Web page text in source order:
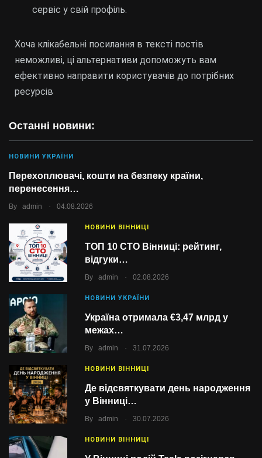
Останні новини:
НОВИНИ УКРАЇНИ
Перехоплювачі, кошти на безпеку країни,
перенесення…
By admin . 04.08.2026
НОВИНИ ВІННИЦІ
ТОП 10 СТО Вінниці: рейтинг,
відгуки…
By admin . 02.08.2026
НОВИНИ УКРАЇНИ
Україна отримала €3,47 млрд у
межах…
By admin . 31.07.2026
НОВИНИ ВІННИЦІ
Де відсвяткувати день народження
у Вінниці…
By admin . 30.07.2026
НОВИНИ ВІННИЦІ
сервіс у свій профіль.
Хоча клікабельні посилання в тексті постів
неможливі, ці альтернативи допоможуть вам
ефективно направити користувачів до потрібних
ресурсів